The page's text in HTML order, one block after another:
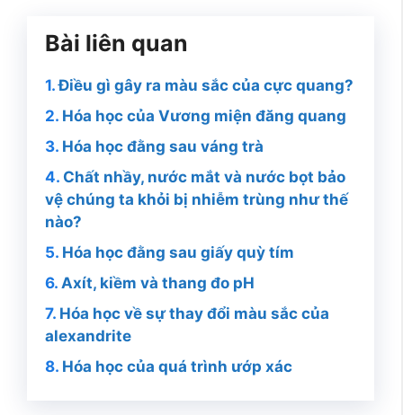
Bài liên quan
Điều gì gây ra màu sắc của cực quang?
Hóa học của Vương miện đăng quang
Hóa học đằng sau váng trà
Chất nhầy, nước mắt và nước bọt bảo
vệ chúng ta khỏi bị nhiễm trùng như thế
nào?
Hóa học đằng sau giấy quỳ tím
Axít, kiềm và thang đo pH
Hóa học về sự thay đổi màu sắc của
alexandrite
Hóa học của quá trình ướp xác